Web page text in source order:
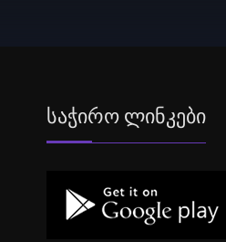
Საჭირო Ლინკები